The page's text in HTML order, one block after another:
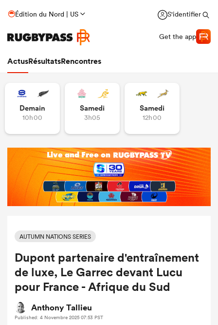
Édition du Nord | US S'identifier
Get the app
ActusRésultatsRencontres
Demain
10h00
Samedi
3h05
Samedi
12h00
AUTUMN NATIONS SERIES
Dupont partenaire d'entraînement
de luxe, Le Garrec devant Lucu
pour France - Afrique du Sud
Anthony Tallieu
Published: 4 Novembre 2025 07:53 PST